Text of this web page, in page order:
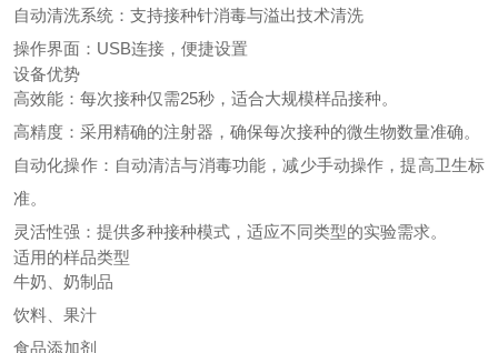
自动清洗系统：支持接种针消毒与溢出技术清洗
操作界面：USB连接，便捷设置
设备优势
高效能：每次接种仅需25秒，适合大规模样品接种。
高精度：采用精确的注射器，确保每次接种的微生物数量准确。
自动化操作：自动清洁与消毒功能，减少手动操作，提高卫生标
准。
灵活性强：提供多种接种模式，适应不同类型的实验需求。
适用的样品类型
牛奶、奶制品
饮料、果汁
食品添加剂